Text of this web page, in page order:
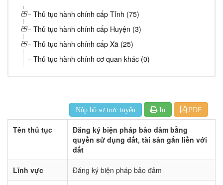
Thủ tục hành chính cấp Tỉnh (75)
Thủ tục hành chính cấp Huyện (3)
Thủ tục hành chính cấp Xã (25)
Thủ tục hành chính cơ quan khác (0)
Nộp hồ sơ trực tuyến In PDF
Tên thủ tục
Đăng ký biện pháp bảo đảm bằng
quyền sử dụng đất, tài sản gắn liền với
đất
Lĩnh vực Đăng ký biện pháp bảo đảm